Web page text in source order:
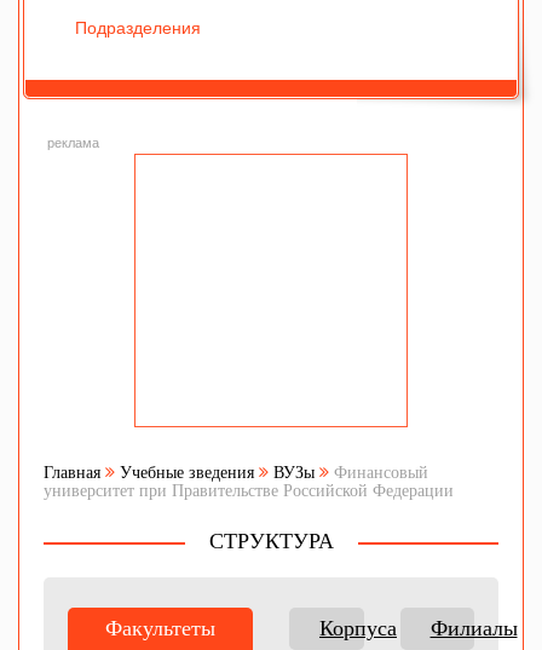
Подразделения
реклама
Главная Учебные зведения ВУЗы
Финансовый
университет при Правительстве Российской Федерации
СТРУКТУРА
Факультеты
Корпуса Филиалы